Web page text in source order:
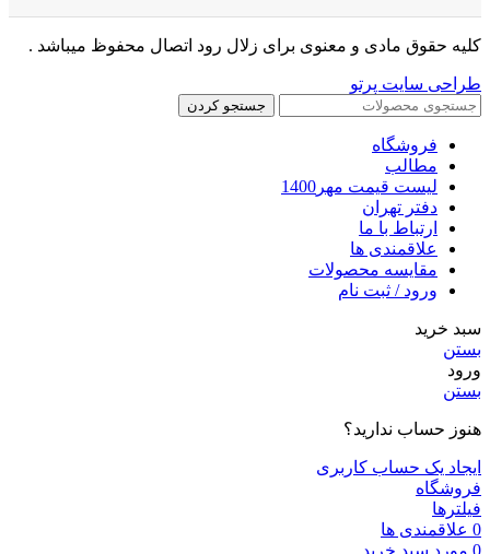
کلیه حقوق مادی و معنوی برای زلال رود اتصال محفوظ میباشد .
طراحی سایت پرتو
جستجو کردن
فروشگاه
مطالب
لیست قیمت مهر1400
دفتر تهران
ارتباط با ما
علاقمندی ها
مقایسه محصولات
ورود / ثبت نام
سبد خرید
بستن
ورود
بستن
هنوز حساب ندارید؟
ایجاد یک حساب کاربری
فروشگاه
فیلترها
0 علاقمندی ها